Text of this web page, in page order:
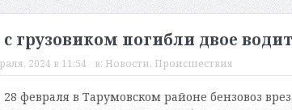
грузовиком погибли двое
2024 в 11:54 в: Новости, Происшествия
февраля в Тарумовском районе бензовоз